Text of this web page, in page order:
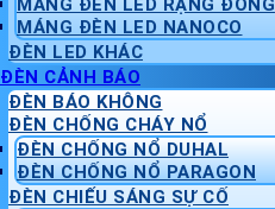
MÁNG ĐÈN LED RẠNG ĐÔNG
MÁNG ĐÈN LED NANOCO
ĐÈN LED KHÁC
ĐÈN CẢNH BÁO
ĐÈN BÁO KHÔNG
ĐÈN CHỐNG CHÁY NỔ
ĐÈN CHỐNG NỔ DUHAL
ĐÈN CHỐNG NỔ PARAGON
ĐÈN CHIẾU SÁNG SỰ CỐ